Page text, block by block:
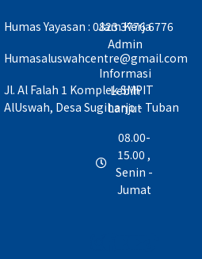
Humas Yayasan : 0823 3776 6776
Humasaluswahcentre@gmail.com
Jl. Al Falah 1 Komplek SMPIT
AlUswah, Desa Sugiharjo - Tuban
Jam Kerja
Admin
Informasi
Lebih
Lanjut
08.00-
15.00 ,
Senin -
Jumat